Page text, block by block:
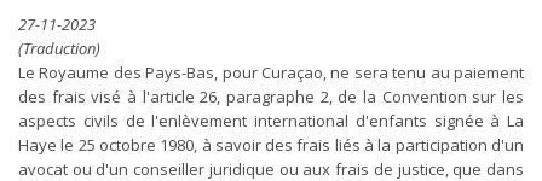
27-11-2023
(Traduction)
Le Royaume des Pays-Bas, pour Curaçao, ne sera tenu au paiement
des frais visé à l'article 26, paragraphe 2, de la Convention sur les
aspects civils de l'enlèvement international d'enfants signée à La
Haye le 25 octobre 1980, à savoir des frais liés à la participation d'un
avocat ou d'un conseiller juridique ou aux frais de justice, que dans